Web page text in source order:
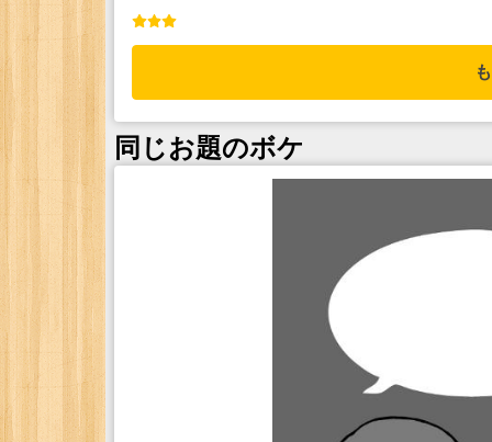
同じお題のボケ